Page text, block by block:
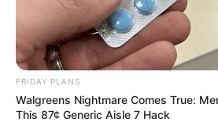
FRIDAY PLANS
Walgreens Nightmare Comes True:
This 87¢ Generic Aisle 7 Hack